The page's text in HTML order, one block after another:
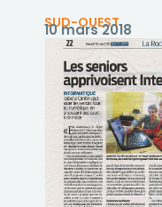
SUD-OUEST
10 mars 2018